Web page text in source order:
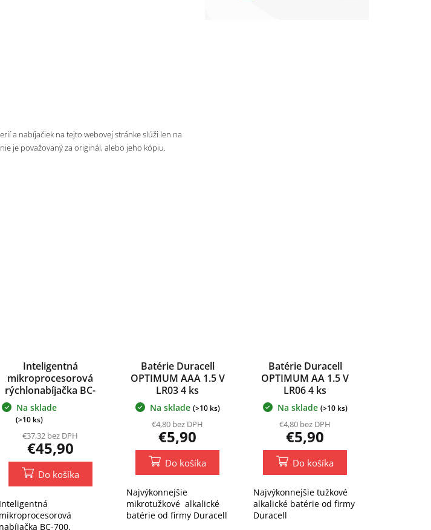
Inteligentná
mikroprocesorová
rýchlonabíjačka BC-
700
produktu
je
5,0
5
hviezdičiek.
Na sklade
(>10 ks)
€37,32 bez DPH
€45,90
Do košíka
Inteligentná
mikroprocesorová
nabíjačka BC-700.
Batérie Duracell
OPTIMUM AAA 1.5 V
LR03 4 ks
Na sklade (>10 ks)
€4,80 bez DPH
€5,90
Do košíka
Najvýkonnejšie
mikrotužkové alkalické
batérie od firmy Duracell
Batérie Duracell
OPTIMUM AA 1.5 V
LR06 4 ks
Na sklade (>10 ks)
€4,80 bez DPH
€5,90
Do košíka
Najvýkonnejšie tužkové
alkalické batérie od firmy
Duracell
a nabíjačiek na tejto webovej stránke slúži len na
je považovaný za originál, alebo jeho kópiu.